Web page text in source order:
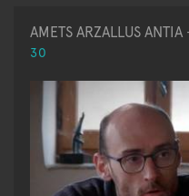
AMETS ARZALLUS ANTIA
30